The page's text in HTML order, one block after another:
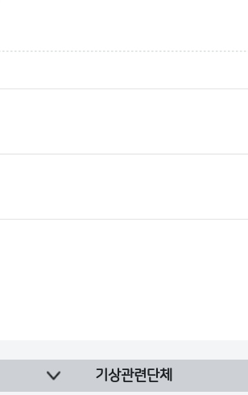
기상관련단체